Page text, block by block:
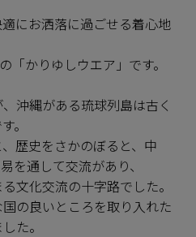
にお洒落に過ごせる着心地
「かりゆしウエア」です。
沖縄がある琉球列島は古く
。
歴史をさかのぼると、中
を通して交流があり、
文化交流の十字路でした。
の良いところを取り入れた
た。